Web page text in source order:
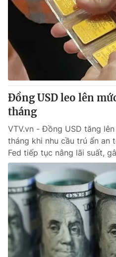
Đồng USD leo lên
tháng
VTV.vn - Đồng USD tăng
tháng khi nhu cầu trú ẩn an
Fed tiếp tục nâng lãi suất,